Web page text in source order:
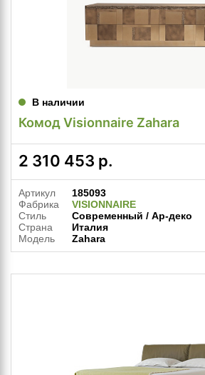
В наличии
Комод Visionnaire Zahara
2 310 453 р.
Артикул
185093
Фабрика
VISIONNAIRE
Стиль
Современный / Ар-деко
Страна
Италия
Модель
Zahara